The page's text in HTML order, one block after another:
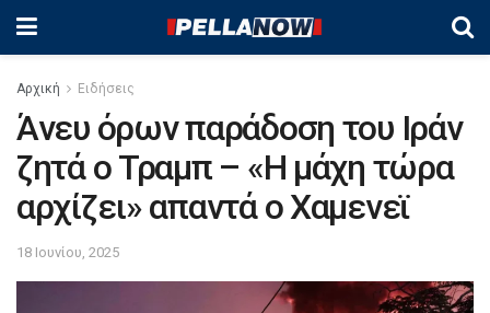
Αρχική Ειδήσεις
Άνευ όρων παράδοση του Ιράν
ζητά ο Τραμπ – «Η μάχη τώρα
αρχίζει» απαντά ο Χαμενεϊ
18 Ιουνίου, 2025